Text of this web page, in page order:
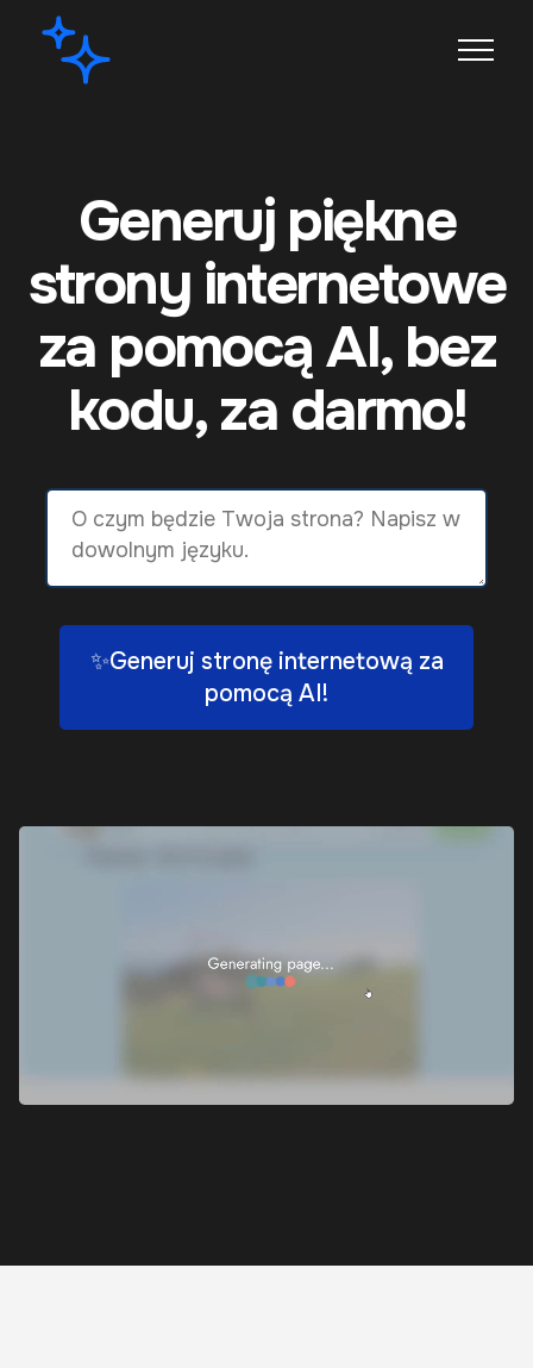
Generuj piękne
strony internetowe
za pomocą AI, bez
kodu, za darmo!
✨Generuj stronę internetową za
pomocą AI!